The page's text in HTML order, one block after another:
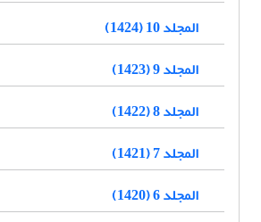
المجلد 10 (1424)
المجلد 9 (1423)
المجلد 8 (1422)
المجلد 7 (1421)
المجلد 6 (1420)